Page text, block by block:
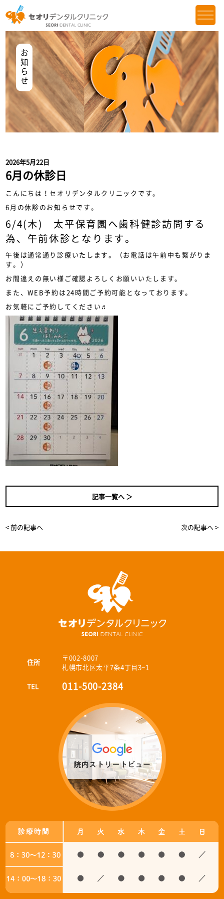
お知らせ
2026年5月22日
6月の休診日
こんにちは！セオリデンタルクリニックです。
6月の休診のお知らせです。
6/4(木) 太平保育園へ歯科健診訪問する
為、午前休診となります。
午後は通常通り診療いたします。（お電話は午前中も繋がりま
す。）
お間違えの無い様ご確認よろしくお願いいたします。
また、WEB予約は24時間ご予約可能となっております。
お気軽にご予約してください♬
< 前の記事へ
記事一覧へ ＞
次の記事へ >
住所
〒002-8007
札幌市北区太平7条4丁目3−1
TEL 011-500-2384